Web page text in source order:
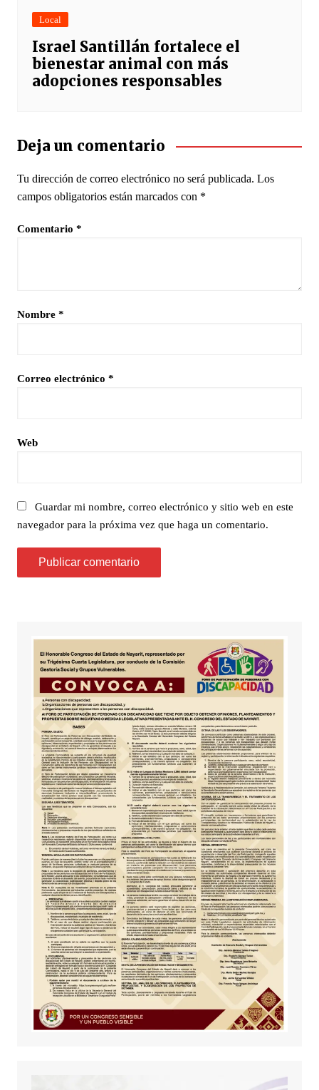
Local
Israel Santillán fortalece el
bienestar animal con más
adopciones responsables
Deja un comentario
Tu dirección de correo electrónico no será publicada. Los
campos obligatorios están marcados con *
Comentario *
Nombre *
Correo electrónico *
Web
Guardar mi nombre, correo electrónico y sitio web en este
navegador para la próxima vez que haga un comentario.